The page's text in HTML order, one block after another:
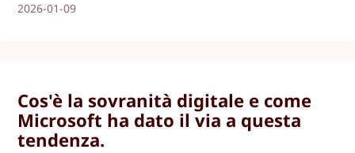
2026-01-09
Cos'è la sovranità digitale e come
Microsoft ha dato il via a questa
tendenza.